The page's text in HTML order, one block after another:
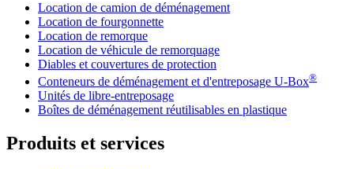
Location de camion de déménagement
Location de fourgonnette
Location de remorque
Location de véhicule de remorquage
Diables et couvertures de protection
Conteneurs de déménagement et d'entreposage U-Box®
Unités de libre-entreposage
Boîtes de déménagement réutilisables en plastique
Produits et services